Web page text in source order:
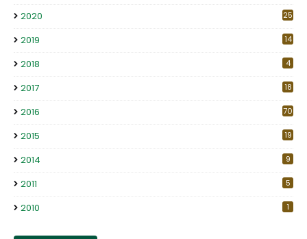
2020 25
2019 14
2018 4
2017 18
2016 70
2015 19
2014 9
2011 5
2010 1